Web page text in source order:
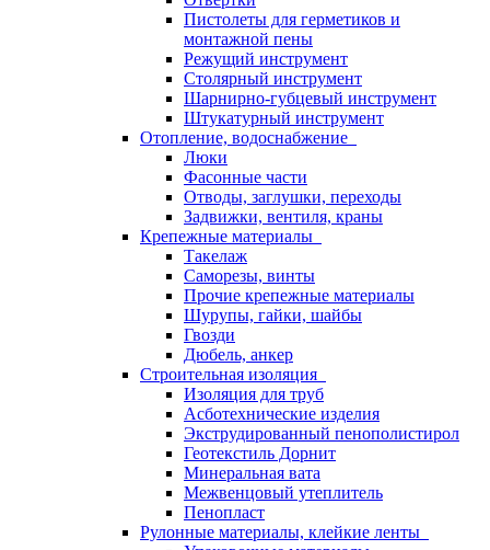
Пистолеты для герметиков и
монтажной пены
Режущий инструмент
Столярный инструмент
Шарнирно-губцевый инструмент
Штукатурный инструмент
Отопление, водоснабжение
Люки
Фасонные части
Отводы, заглушки, переходы
Задвижки, вентиля, краны
Крепежные материалы
Такелаж
Саморезы, винты
Прочие крепежные материалы
Шурупы, гайки, шайбы
Гвозди
Дюбель, анкер
Строительная изоляция
Изоляция для труб
Асботехнические изделия
Экструдированный пенополистирол
Геотекстиль Дорнит
Минеральная вата
Межвенцовый утеплитель
Пенопласт
Рулонные материалы, клейкие ленты